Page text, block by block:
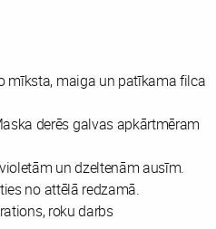
mīksta, maiga un patīkama filca
derēs galvas apkārtmēram
un dzeltenām ausīm.
no attēlā redzamā.
roku darbs